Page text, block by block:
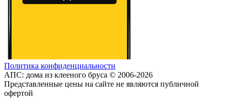
Политика конфиденциальности
АПС: дома из клееного бруса © 2006-2026
Представленные цены на сайте не являются публичной
офертой